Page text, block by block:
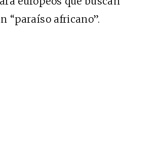
“paraíso africano”.